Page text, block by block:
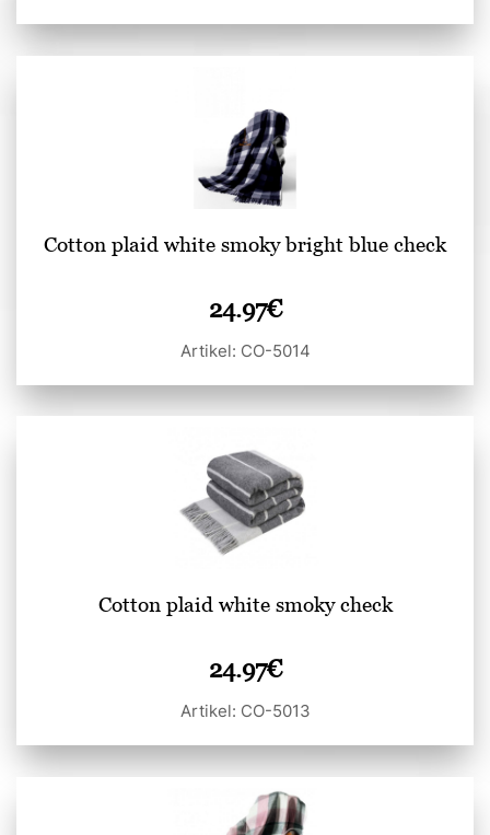
Cotton plaid white smoky bright blue check
24.97€
Artikel: CO-5014
Cotton plaid white smoky check
24.97€
Artikel: CO-5013